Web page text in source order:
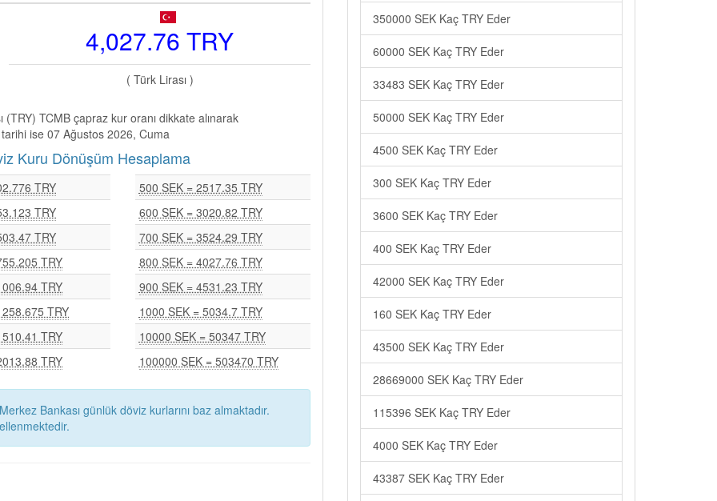
4,027.76 TRY
( Türk Lirası )
TCMB çapraz kur oranı dikkate alınarak
tarihi ise 07 Ağustos 2026, Cuma
Kuru Dönüşüm Hesaplama
TRY
TRY
TRY
TRY
TRY
TRY
TRY
TRY
500 SEK = 2517.35 TRY
600 SEK = 3020.82 TRY
700 SEK = 3524.29 TRY
800 SEK = 4027.76 TRY
900 SEK = 4531.23 TRY
1000 SEK = 5034.7 TRY
10000 SEK = 50347 TRY
100000 SEK = 503470 TRY
Bankası günlük döviz kurlarını baz almaktadır.
350000 SEK Kaç TRY Eder
60000 SEK Kaç TRY Eder
33483 SEK Kaç TRY Eder
50000 SEK Kaç TRY Eder
4500 SEK Kaç TRY Eder
300 SEK Kaç TRY Eder
3600 SEK Kaç TRY Eder
400 SEK Kaç TRY Eder
42000 SEK Kaç TRY Eder
160 SEK Kaç TRY Eder
43500 SEK Kaç TRY Eder
28669000 SEK Kaç TRY Eder
115396 SEK Kaç TRY Eder
4000 SEK Kaç TRY Eder
43387 SEK Kaç TRY Eder